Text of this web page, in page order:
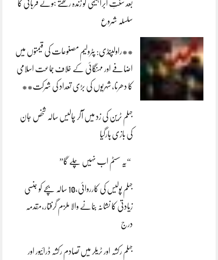
بعد سنتِ ابراہیمی کو زندہ رکھتے ہوئے قربانی کا
سلسلہ شروع
**راولپنڈی: پٹرولیم مصنوعات کی قیمتوں میں
اضافے اور مہنگائی کے خلاف جماعت اسلامی
کا دھرنا، شہریوں کی بڑی تعداد کی شرکت**
جہلم ٹرین کی زد میں آکر چالیس سالہ شخص جان
کی بازی ہارگیا
“یہ سسٹم اب نہیں چلے گا”
جہلم پولیس کی کارروائی،10 سالہ بچے کو جنسی
زیادتی کا نشانہ بنانے والا ملزم گرفتار،مقدمہ
درج
جہلم رکشہ اور ٹریلر میں تصادم رکشہ ڈرائیور اور